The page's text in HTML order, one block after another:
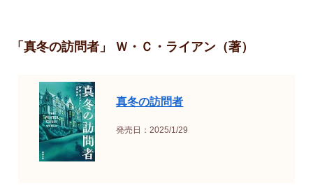
「真冬の訪問者」 Ｗ・Ｃ・ライアン（著）
真冬の訪問者
発売日：2025/1/29